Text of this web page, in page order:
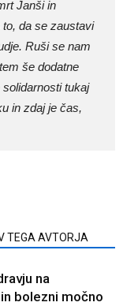
Janši in
to, da se zaustavi
Ruši se nam
še dodatne
tukaj
in zdaj je čas,
TEGA AVTORJA
na
bolezni močno